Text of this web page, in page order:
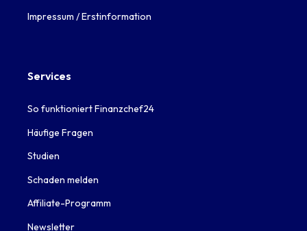
Impressum / Erstinformation
Services
So funktioniert Finanzchef24
Häufige Fragen
Studien
Schaden melden
Affiliate-Programm
Newsletter